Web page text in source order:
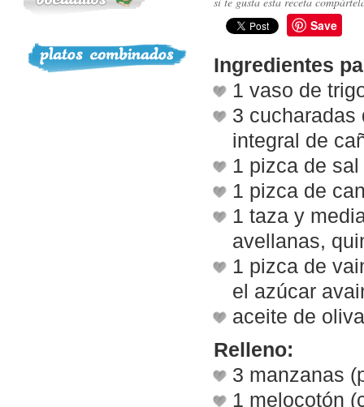
Save
Ingredientes
1 vaso de
3 cucharadas
integral de
1 pizca de
1 pizca de
1 taza y
avellanas,
1 pizca de
el azúcar
aceite de oliva
Relleno:
3 manzanas
1 melocotón